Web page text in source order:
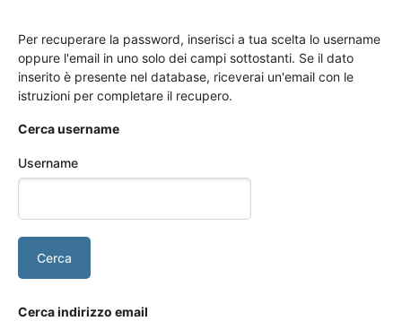
Vai al contenuto principale
Per recuperare la password, inserisci a tua scelta lo username
oppure l'email in uno solo dei campi sottostanti. Se il dato
inserito è presente nel database, riceverai un'email con le
istruzioni per completare il recupero.
Cerca username
Username
Cerca indirizzo email